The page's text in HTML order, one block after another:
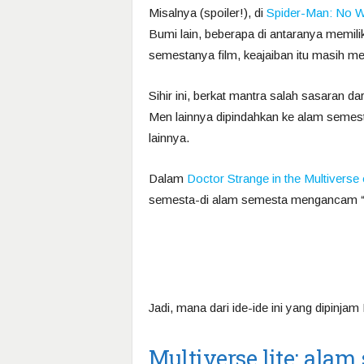
Misalnya (spoiler!), di Spider-Man: No
Bumi lain, beberapa di antaranya
semestanya film, keajaiban itu masih
Sihir ini, berkat mantra salah sasaran
Men lainnya dipindahkan ke alam
lainnya.
Dalam Doctor Strange in the Multiverse
semesta-di alam semesta mengancam
Jadi, mana dari ide-ide ini yang
Multiverse lite: alam